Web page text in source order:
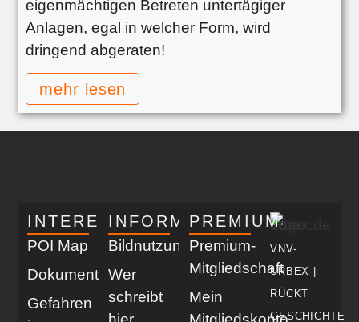
eigenmächtigen Betreten untertägiger
Anlagen, egal in welcher Form, wird
dringend abgeraten!
mehr lesen
VNV-
URBEX |
RÜCKT
GESCHICHTE
INTERESSANT
POI Map
Dokumentationen
Gefahren
INFORMATIV
Bildnutzung
Wer
schreibt
PREMIUM
Premium-
Mitgliedschaft
Mein